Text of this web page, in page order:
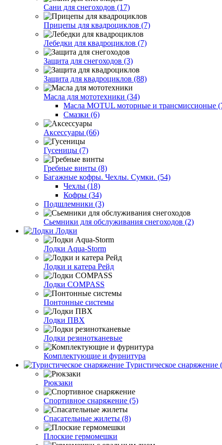
Сани для снегоходов (17)
Прицепы для квадроциклов (7)
Лебедки для квадроциклов (7)
Защита для снегоходов (3)
Защита для квадроциклов (88)
Масла для мототехники (34)
Масла MOTUL моторные и трансмиссионые
Смазки (6)
Аксессуары (66)
Гусеницы (7)
Гребные винты (8)
Багажные кофры. Чехлы. Сумки. (54)
Чехлы (18)
Кофры (34)
Подшлемники (3)
Сьемники для обслуживания снегоходов (2)
Лодки
Лодки Aqua-Storm
Лодки и катера Рейд
Лодки COMPASS
Понтонные системы
Лодки ПВХ
Лодки резинотканевые
Комплектующие и фурнитура
Туристическое снаряжение
Рюкзаки
Спортивное снаряжение (5)
Спасательные жилеты (8)
Плоские гермомешки